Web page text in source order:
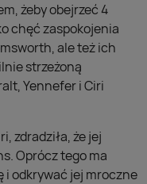
żeby obejrzeć 4
chęć zaspokojenia
ale też ich
strzeżoną
Yennefer i Ciri
zdradziła, że jej
Oprócz tego ma
i odkrywać jej mroczne